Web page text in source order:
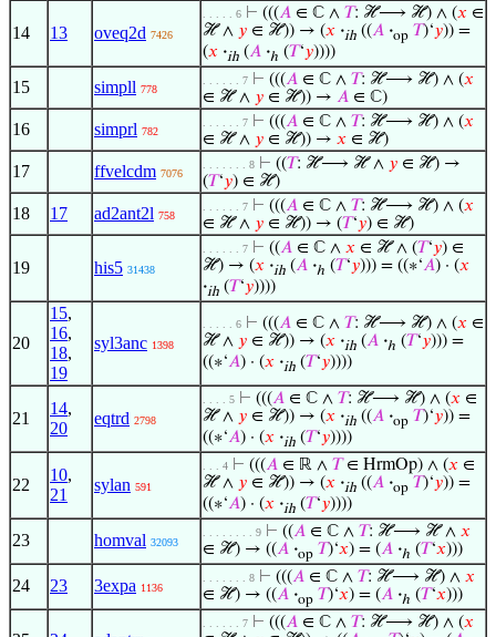
14 13 oveq2d 7426
. . . . . 6 ⊢ (((𝐴 ∈ ℂ ∧ 𝑇: ℋ⟶ ℋ) ∧ (𝑥 ∈
ℋ ∧ 𝑦 ∈ ℋ)) → (𝑥 ·ih ((𝐴 ·op 𝑇)‘𝑦)) =
(𝑥 ·ih (𝐴 ·ℎ (𝑇‘𝑦))))
15 simpll 778
. . . . . . 7 ⊢ (((𝐴 ∈ ℂ ∧ 𝑇: ℋ⟶ ℋ) ∧ (𝑥
∈ ℋ ∧ 𝑦 ∈ ℋ)) → 𝐴 ∈ ℂ)
16 simprl 782
. . . . . . 7 ⊢ (((𝐴 ∈ ℂ ∧ 𝑇: ℋ⟶ ℋ) ∧ (𝑥
∈ ℋ ∧ 𝑦 ∈ ℋ)) → 𝑥 ∈ ℋ)
17 ffvelcdm 7076
. . . . . . . 8 ⊢ ((𝑇: ℋ⟶ ℋ ∧ 𝑦 ∈ ℋ) →
(𝑇‘𝑦) ∈ ℋ)
18 17 ad2ant2l 758
. . . . . . 7 ⊢ (((𝐴 ∈ ℂ ∧ 𝑇: ℋ⟶ ℋ) ∧ (𝑥
∈ ℋ ∧ 𝑦 ∈ ℋ)) → (𝑇‘𝑦) ∈ ℋ)
19 his5 31438
. . . . . . 7 ⊢ ((𝐴 ∈ ℂ ∧ 𝑥 ∈ ℋ ∧ (𝑇‘𝑦) ∈
ℋ) → (𝑥 ·ih (𝐴 ·ℎ (𝑇‘𝑦))) = ((∗‘𝐴) · (𝑥
·ih (𝑇‘𝑦))))
20
15,
16,
18,
19
syl3anc 1398
. . . . . 6 ⊢ (((𝐴 ∈ ℂ ∧ 𝑇: ℋ⟶ ℋ) ∧ (𝑥 ∈
ℋ ∧ 𝑦 ∈ ℋ)) → (𝑥 ·ih (𝐴 ·ℎ (𝑇‘𝑦))) =
((∗‘𝐴) · (𝑥 ·ih (𝑇‘𝑦))))
21
14,
20
eqtrd 2798
. . . . 5 ⊢ (((𝐴 ∈ ℂ ∧ 𝑇: ℋ⟶ ℋ) ∧ (𝑥 ∈
ℋ ∧ 𝑦 ∈ ℋ)) → (𝑥 ·ih ((𝐴 ·op 𝑇)‘𝑦)) =
((∗‘𝐴) · (𝑥 ·ih (𝑇‘𝑦))))
22
10,
21
sylan 591
. . . 4 ⊢ (((𝐴 ∈ ℝ ∧ 𝑇∈ HrmOp) ∧ (𝑥 ∈
ℋ ∧ 𝑦 ∈ ℋ)) → (𝑥 ·ih ((𝐴 ·op 𝑇)‘𝑦)) =
((∗‘𝐴) · (𝑥 ·ih (𝑇‘𝑦))))
23 homval 32093
. . . . . . . . 9 ⊢ ((𝐴 ∈ ℂ ∧ 𝑇: ℋ⟶ ℋ ∧ 𝑥
∈ ℋ) → ((𝐴 ·op 𝑇)‘𝑥) = (𝐴 ·ℎ (𝑇‘𝑥)))
24 23 3expa 1136
. . . . . . . 8 ⊢ (((𝐴 ∈ ℂ ∧ 𝑇: ℋ⟶ ℋ) ∧ 𝑥
∈ ℋ) → ((𝐴 ·op 𝑇)‘𝑥) = (𝐴 ·ℎ (𝑇‘𝑥)))
. . . . . . 7 ⊢ (((𝐴 ∈ ℂ ∧ 𝑇: ℋ⟶ ℋ) ∧ (𝑥